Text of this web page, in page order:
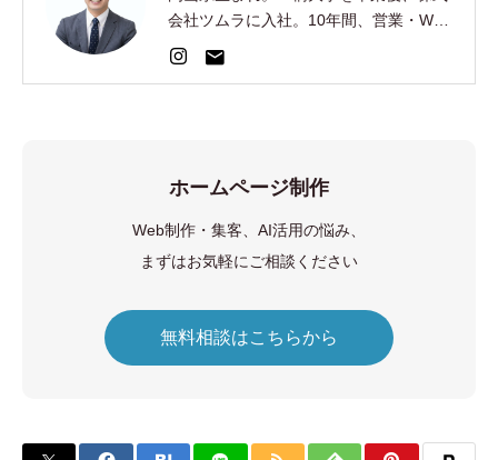
会社ツムラに入社。10年間、営業・Web
集客・AI開発を経験。2024年、EC制
作・集客の株式会社AOを創業。
ホームページ制作
Web制作・集客、AI活用の悩み、
まずはお気軽にご相談ください
無料相談はこちらから